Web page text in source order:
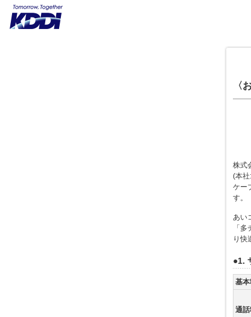
〈
株式
(本
ケー
す。
あい
「
り快
●1.
基
通